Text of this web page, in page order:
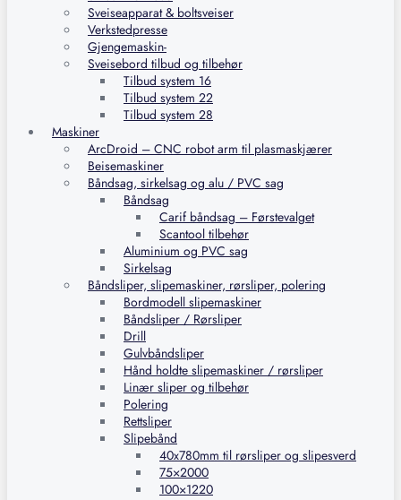
Sveiseapparat & boltsveiser
Verkstedpresse
Gjengemaskin-
Sveisebord tilbud og tilbehør
Tilbud system 16
Tilbud system 22
Tilbud system 28
Maskiner
ArcDroid – CNC robot arm til plasmaskjærer
Beisemaskiner
Båndsag, sirkelsag og alu / PVC sag
Båndsag
Carif båndsag – Førstevalget
Scantool tilbehør
Aluminium og PVC sag
Sirkelsag
Båndsliper, slipemaskiner, rørsliper, polering
Bordmodell slipemaskiner
Båndsliper / Rørsliper
Drill
Gulvbåndsliper
Hånd holdte slipemaskiner / rørsliper
Linær sliper og tilbehør
Polering
Rettsliper
Slipebånd
40x780mm til rørsliper og slipesverd
75×2000
100×1220